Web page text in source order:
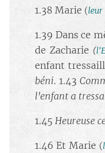
1.38 Marie (leur
1.39 Dans ce
de Zacharie (
enfant
béni. 1.43
l'enfant a
1.45 Heureuse
1.46 Et Marie (